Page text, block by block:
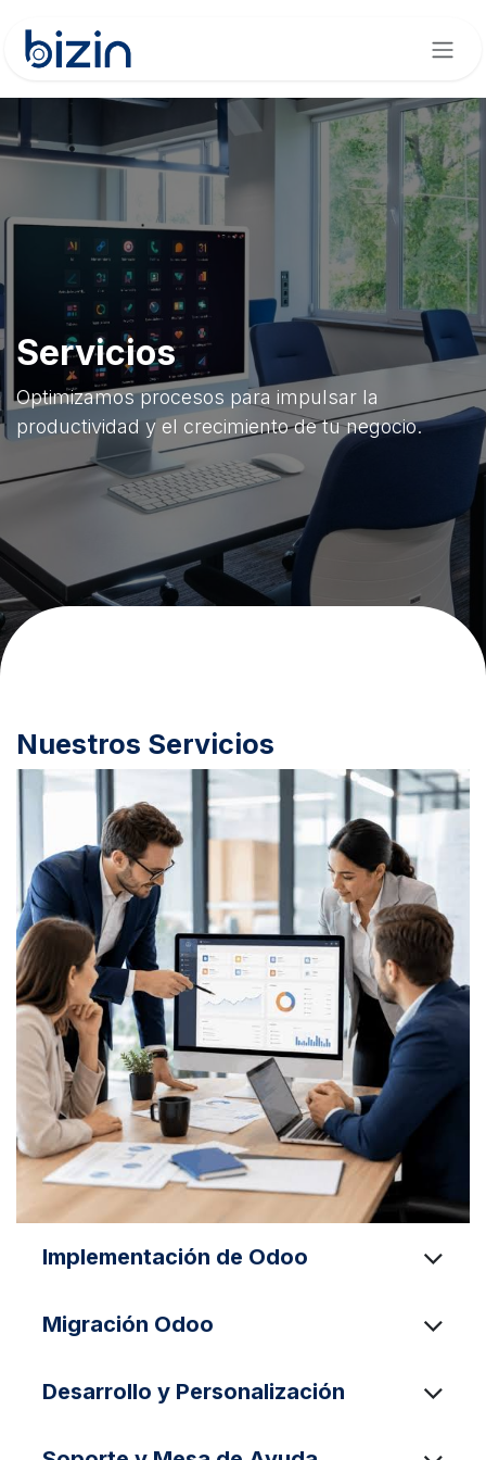
Servicios
Optimizamos procesos para impulsar la
productividad y el crecimiento de tu negocio.
Nuestros Servicios
Implementación de Odoo
Migración Odoo
Desarrollo y Personalización